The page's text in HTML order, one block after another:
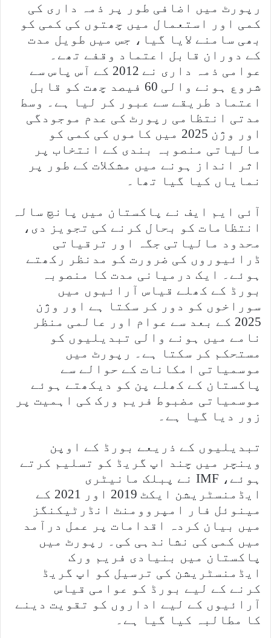
رپورٹ میں اضافی طور پر ذمہ داری کی
کمی اور استعمال میں چھتوں کی کمی کو
بھی سامنے لایا گیا، جس میں طویل مدت
کے دوران قابل اعتماد وقفے تھے۔
عوامی ذمہ داری نے 2012 کے آس پاس سے
شروع ہونے والی 60 فیصد چھت کو قابل
اعتماد طریقے سے عبور کر لیا ہے۔ وسط
مدتی انتظامی رپورٹ کی عدم موجودگی
اور وژن 2025 میں کاموں کی کمی کو
مالیاتی منصوبہ بندی کے انتخاب پر
اثر انداز ہونے میں مشکلات کے طور پر
نمایاں کیا گیا تھا۔
آئی ایم ایف نے پاکستان میں پانچ سالہ
انتظامات کو بحال کرنے کی تجویز دی،
محدود مالیاتی جگہ اور ترقیاتی
ڈرائیوروں کی ضرورت کو مدنظر رکھتے
ہوئے۔ ایک درمیانی مدت کا منصوبہ
بورڈ کے کھلے قیاس آرائیوں میں
سوراخوں کو دور کر سکتا ہے اور وژن
2025 کے بعد سے عوام اور عالمی منظر
نامے میں ہونے والی تبدیلیوں کو
مستحکم کر سکتا ہے۔ رپورٹ میں
موسمیاتی امکانات کے حوالے سے
پاکستان کے کھلے پن کو دیکھتے ہوئے
موسمیاتی مضبوط فریم ورک کی اہمیت پر
زور دیا گیا ہے۔
تبدیلیوں کے ذریعے بورڈ کے اوپن
وینچر میں چند اپ گریڈ کو تسلیم کرتے
ہوئے، IMF نے پبلک مانیٹری
ایڈمنسٹریشن ایکٹ 2019 اور 2021 کے
مینوئل فار امپروومنٹ انڈرٹیکنگز
میں بیان کردہ اقدامات پر عمل درآمد
میں کمی کی نشاندہی کی۔ رپورٹ میں
پاکستان میں بنیادی فریم ورک
ایڈمنسٹریشن کی ترسیل کو اپ گریڈ
کرنے کے لیے بورڈ کو عوامی قیاس
آرائیوں کے لیے اداروں کو تقویت دینے
کا مطالبہ کیا گیا ہے۔